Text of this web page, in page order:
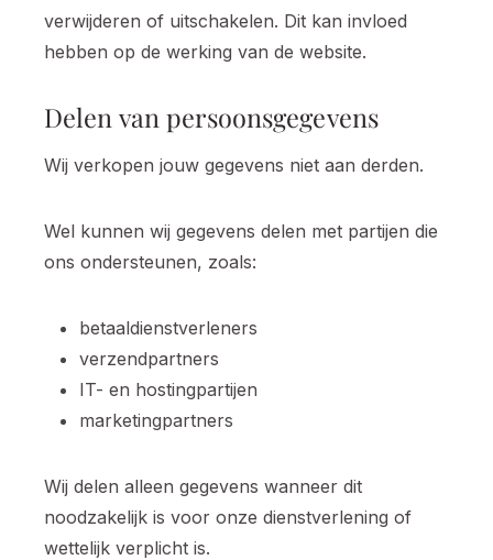
verwijderen of uitschakelen. Dit kan invloed
hebben op de werking van de website.
Delen van persoonsgegevens
Wij verkopen jouw gegevens niet aan derden.
Wel kunnen wij gegevens delen met partijen die
ons ondersteunen, zoals:
betaaldienstverleners
verzendpartners
IT- en hostingpartijen
marketingpartners
Wij delen alleen gegevens wanneer dit
noodzakelijk is voor onze dienstverlening of
wettelijk verplicht is.